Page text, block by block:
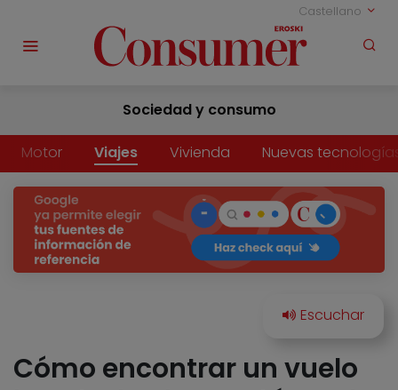
Castellano
Sociedad y consumo
Motor Viajes Vivienda Nuevas
Cómo encontrar un vuelo